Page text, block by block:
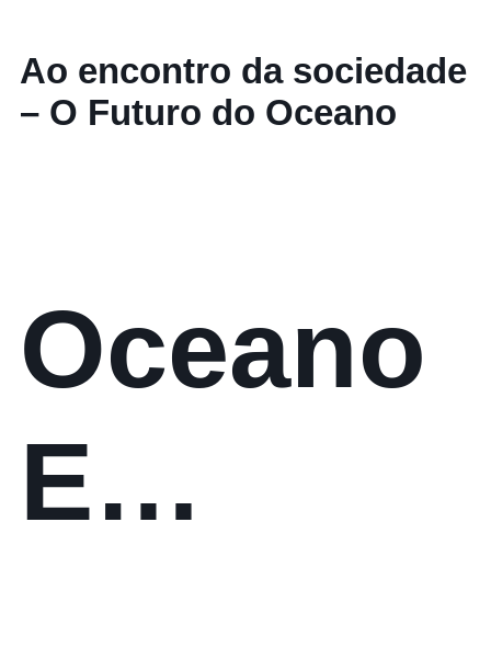
Ao encontro da sociedade
– O Futuro do Oceano
Oceano
E